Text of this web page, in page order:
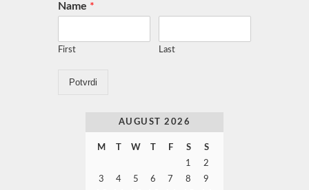
Name *
First Last
Potvrdi
AUGUST 2026
M W F S S
1
2
3
4 5 6 7 8
9